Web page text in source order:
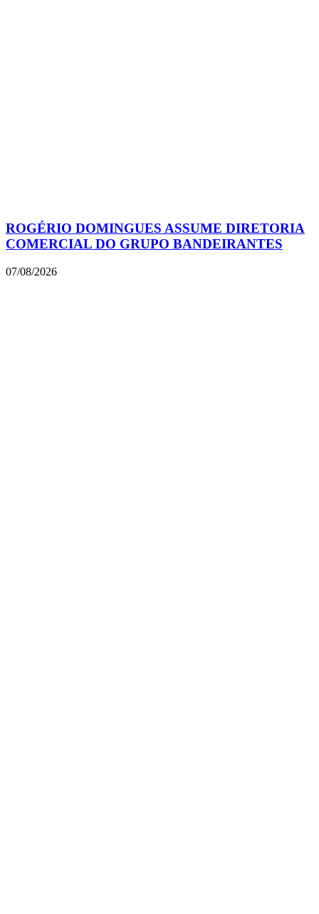
ROGÉRIO DOMINGUES ASSUME DIRETORIA
COMERCIAL DO GRUPO BANDEIRANTES
07/08/2026